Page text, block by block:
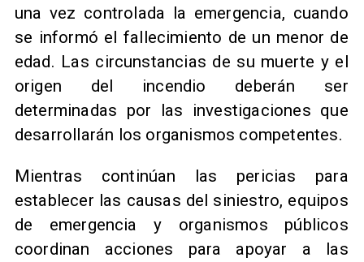
una vez controlada la emergencia, cuando
se informó el fallecimiento de un menor de
edad. Las circunstancias de su muerte y el
origen del incendio deberán ser
determinadas por las investigaciones que
desarrollarán los organismos competentes.
Mientras continúan las pericias para
establecer las causas del siniestro, equipos
de emergencia y organismos públicos
coordinan acciones para apoyar a las